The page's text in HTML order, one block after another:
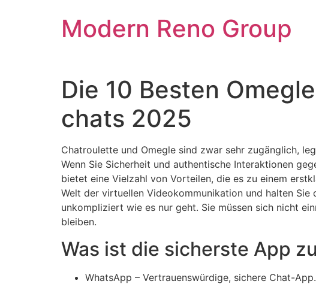
Modern Reno Group
Die 10 Besten
chats 2025
Chatroulette und Omegle sind zwar sehr zugänglich,
Wenn Sie Sicherheit und authentische Interaktionen
bietet eine Vielzahl von Vorteilen, die es zu einem
Welt der virtuellen Videokommunikation und halten
unkompliziert wie es nur geht. Sie müssen sich nicht
bleiben.
Was ist die sicherste App
WhatsApp – Vertrauenswürdige, sichere Chat-App.